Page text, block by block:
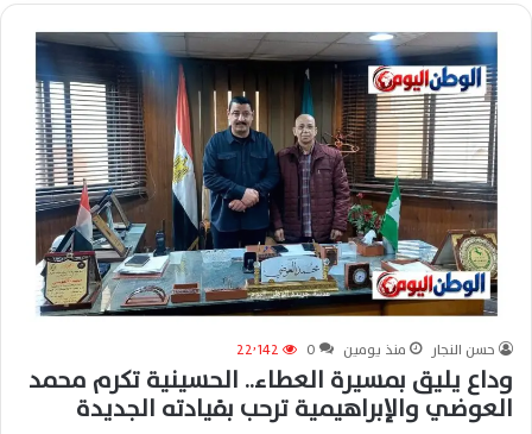
حسن النجار منذ يومين 0 22٬142
وداع يليق بمسيرة العطاء.. الحسينية تكرم محمد
العوضي والإبراهيمية ترحب بقيادته الجديدة